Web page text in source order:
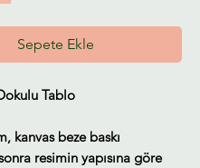
Sepete Ekle
Tablo
kanvas beze baskı
resimin yapısına göre